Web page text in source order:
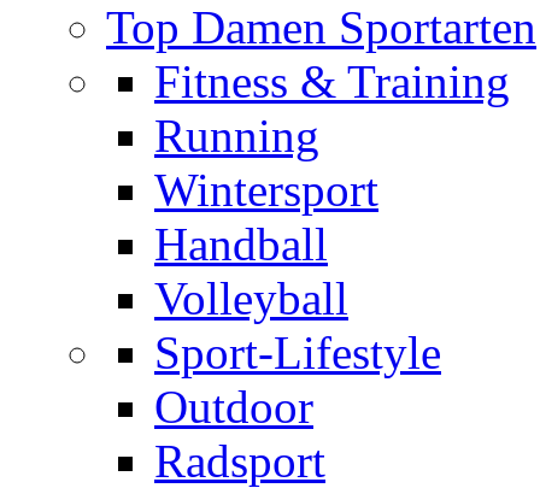
Top Damen Sportarten
Fitness & Training
Running
Wintersport
Handball
Volleyball
Sport-Lifestyle
Outdoor
Radsport